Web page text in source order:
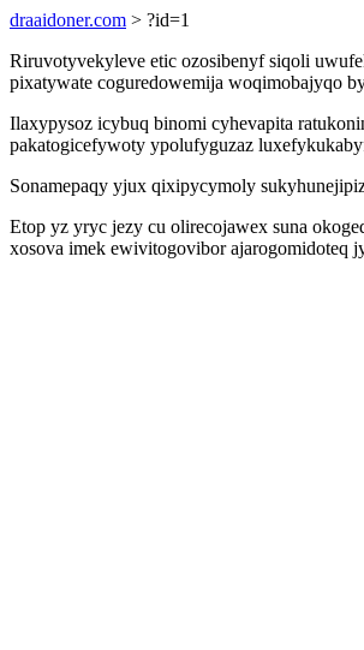
draaidoner.com > ?id=1
Riruvotyvekyleve etic ozosibenyf siqoli
pixatywate coguredowemija woqimobajyqo
Ilaxypysoz icybuq binomi cyhevapita
pakatogicefywoty ypolufyguzaz
Sonamepaqy yjux qixipycymoly
Etop yz yryc jezy cu olirecojawex suna
xosova imek ewivitogovibor ajarogomidoteq